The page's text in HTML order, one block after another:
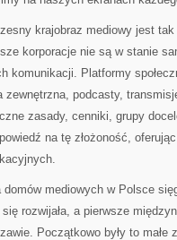
krajobraz mediowy jest
korporacje nie są w stanie
komunikacji. Platformy
zewnętrzna, podcasty,
zasady, cenniki, grupy
na tę złożoność,
domów mediowych w Polsce
rozwijała, a pierwsze
Początkowo były to małe